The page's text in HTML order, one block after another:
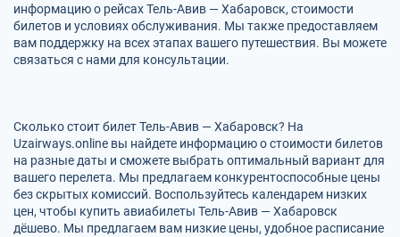
информацию о рейсах Тель-Авив — Хабаровск, стоимости
билетов и условиях обслуживания. Мы также предоставляем
вам поддержку на всех этапах вашего путешествия. Вы можете
связаться с нами для консультации.
Сколько стоит билет Тель-Авив — Хабаровск? На
Uzairways.online вы найдете информацию о стоимости билетов
на разные даты и сможете выбрать оптимальный вариант для
вашего перелета. Мы предлагаем конкурентоспособные цены
без скрытых комиссий. Воспользуйтесь календарем низких
цен, чтобы купить авиабилеты Тель-Авив — Хабаровск
дёшево. Мы предлагаем вам низкие цены, удобное расписание